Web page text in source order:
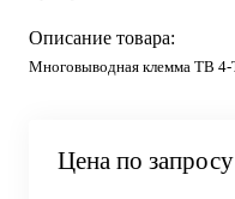
Описание товара:
Многовыводная клемма TB
Цена по запросу